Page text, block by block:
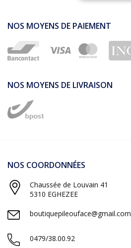
NOS MOYENS DE PAIEMENT
NOS MOYENS DE LIVRAISON
NOS COORDONNÉES
Chaussée de Louvain 41
5310 EGHEZEE
boutiquepileouface@gmail.com
0479/38.00.92